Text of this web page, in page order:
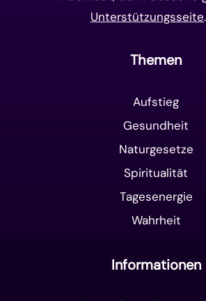
Unterstützungsseite
Themen
Aufstieg
Gesundheit
Naturgesetze
Spiritualität
Tagesenergie
Wahrheit
Informationen